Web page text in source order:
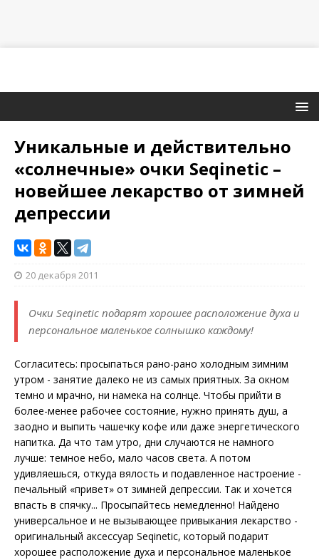
Уникальные и действительно
«солнечные» очки Seqinetic –
новейшее лекарство от зимней
депрессии
20 декабря 2011
Очки Seqinetic подарят хорошее расположение духа и
персональное маленькое солнышко каждому!
Согласитесь: просыпаться рано-рано холодным зимним
утром - занятие далеко не из самых приятных. За окном
темно и мрачно, ни намека на солнце. Чтобы прийти в
более-менее рабочее состояние, нужно принять душ, а
заодно и выпить чашечку кофе или даже энергетического
напитка. Да что там утро, дни случаются не намного
лучше: темное небо, мало часов света. А потом
удивляешься, откуда вялость и подавленное настроение -
печальный «привет» от зимней депрессии. Так и хочется
впасть в спячку... Просыпайтесь немедленно! Найдено
универсальное и не вызывающее привыкания лекарство -
оригинальный аксессуар Seqinetic, который подарит
хорошее расположение духа и персональное маленькое